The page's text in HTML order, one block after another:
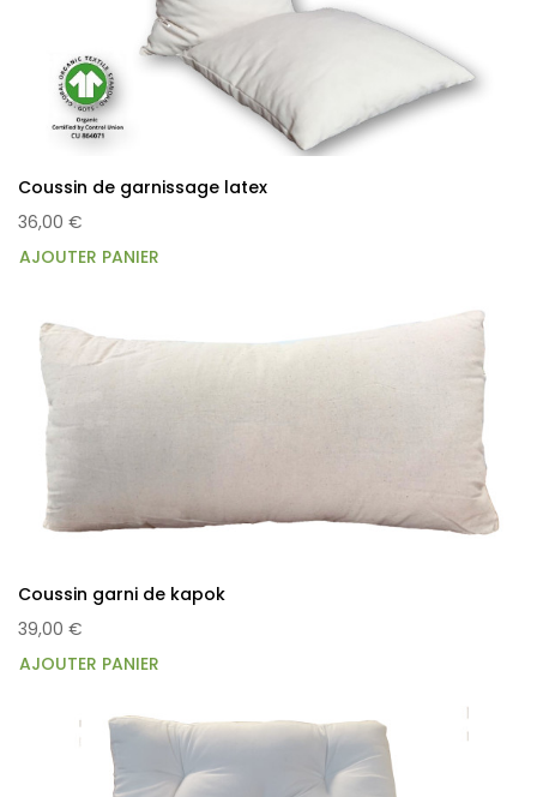
Coussin de garnissage latex
36,00 €
AJOUTER PANIER
Coussin garni de kapok
39,00 €
AJOUTER PANIER